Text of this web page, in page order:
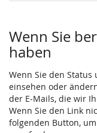
Wenn Sie
haben
Wenn Sie den
einsehen oder
der E-Mails, die wir
Wenn Sie den Link
folgenden Button,